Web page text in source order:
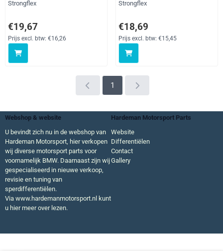
Merk:
Strongflex
Prijs: 19,67, exclusief btw: 16,26
€19,67
Prijs excl. btw: €16,26
Merk:
Strongflex
Prijs: 18,69, exclusief btw: 15,45
€18,69
Prijs excl. btw: €15,45
1
Webshop & website
Hardeman Motorsport Parts
U bevindt zich nu in de webshop van
Hardeman Motorsport, hier verkopen
wij diverse motorsport parts voor
voornamelijk BMW. Daarnaast zijn wij
gespecialiseerd in nieuwe verkoop,
revisie en tuning van
sperdifferentiëlen.
Via www.hardemanmotorsport.nl kunt
u hier meer over lezen.
Website
Differentiëlen
Contact
Gallery